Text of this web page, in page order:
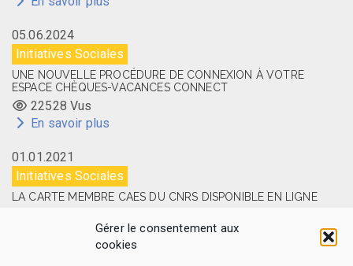
Gérer le consentement aux
cookies
05.06.2024
Initiatives Sociales
UNE NOUVELLE PROCÉDURE DE CONNEXION À VOTRE
ESPACE CHÈQUES-VACANCES CONNECT
22528 Vus
En savoir plus
01.01.2021
Initiatives Sociales
LA CARTE MEMBRE CAES DU CNRS DISPONIBLE EN LIGNE
En savoir plus